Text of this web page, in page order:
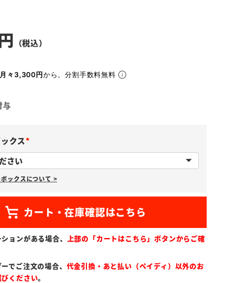
月々3,300円から。分割手数料無料
与
クス
(
必
ックスについて >
ョンがある場合、
上部の「カートはこちら」ボタンからご確
でご注文の場合、 代金引換・あと払い（ペイディ）以外のお
ください。